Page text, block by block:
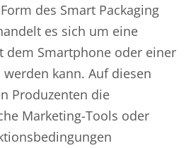
des Smart Packaging
es sich um eine
dem Smartphone oder einer
kann. Auf diesen
Produzenten die
Marketing-Tools oder